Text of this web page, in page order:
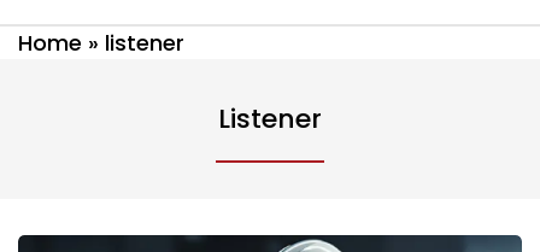
Home » listener
Listener